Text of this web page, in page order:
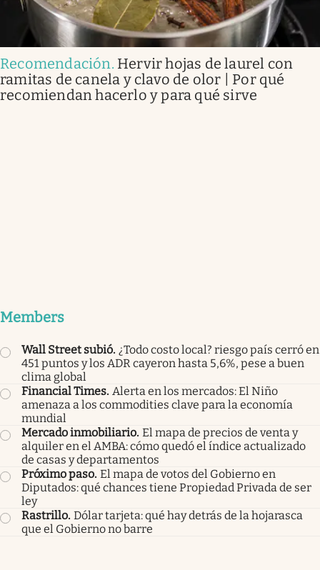
Recomendación. Hervir hojas de laurel con
ramitas de canela y clavo de olor | Por qué
recomiendan hacerlo y para qué sirve
Members
Wall Street subió. ¿Todo costo local? riesgo país cerró en
451 puntos y los ADR cayeron hasta 5,6%, pese a buen
clima global
Financial Times. Alerta en los mercados: El Niño
amenaza a los commodities clave para la economía
mundial
Mercado inmobiliario. El mapa de precios de venta y
alquiler en el AMBA: cómo quedó el índice actualizado
de casas y departamentos
Próximo paso. El mapa de votos del Gobierno en
Diputados: qué chances tiene Propiedad Privada de ser
ley
Rastrillo. Dólar tarjeta: qué hay detrás de la hojarasca
que el Gobierno no barre